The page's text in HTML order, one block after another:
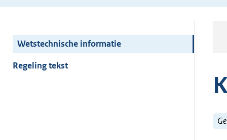
Wetstechnische informatie
Regeling tekst